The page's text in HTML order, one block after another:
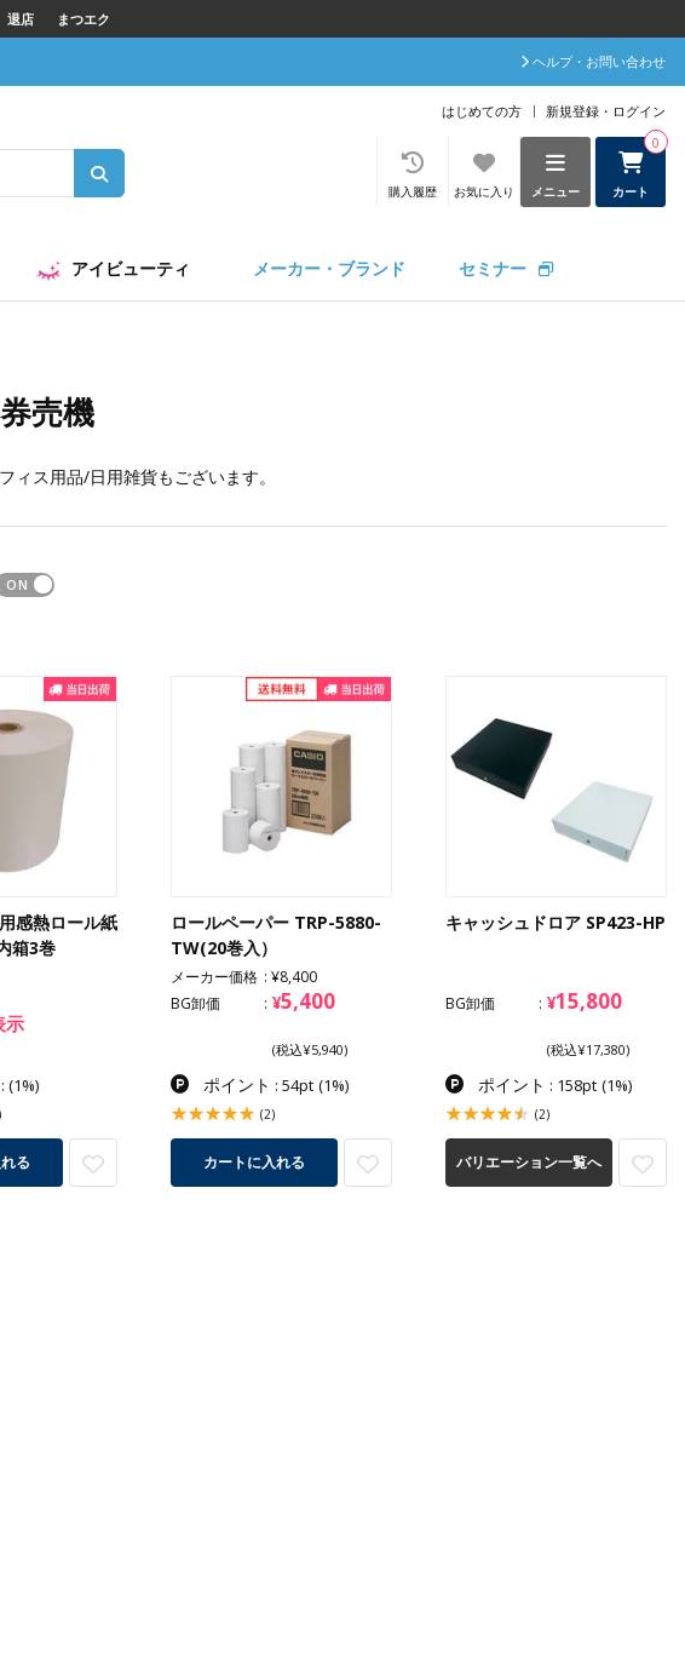
退店 まつエク
ヘルプ・お問い合わせ
はじめての方 新規登録・ログイン
カート
0
メニュー
お気に入り
購入履歴
アイビューティ メーカー・ブランド セミナー
売機
ィス用品/日用雑貨もございます。
感熱ロール紙
箱3巻
示
: (1%)
る
ロールペーパー TRP-5880-
TW(20巻入）
メーカー価格
¥8,400
BG卸価
¥5,400
(税込¥5,940)
ポイント : 54pt (1%)
(2)
カートに入れる
キャッシュドロア SP423-HP
BG卸価 ¥15,800
(税込¥17,380)
ポイント : 158pt (1%)
(2)
バリエーション一覧へ